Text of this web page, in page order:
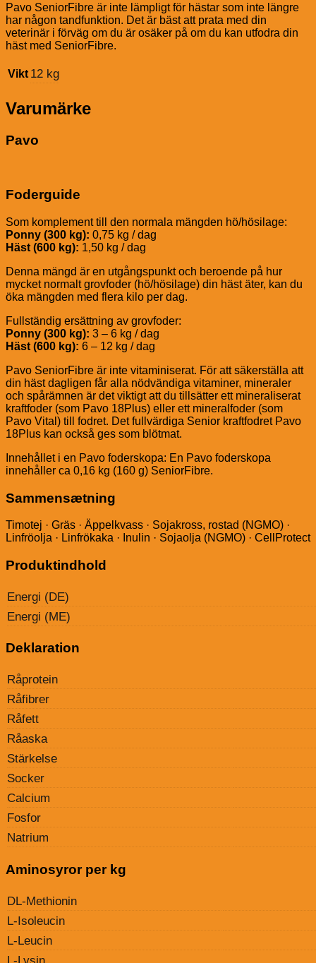
Pavo SeniorFibre är inte lämpligt för hästar som inte längre
har någon tandfunktion. Det är bäst att prata med din
veterinär i förväg om du är osäker på om du kan utfodra din
häst med SeniorFibre.
Vikt 12 kg
Varumärke
Pavo
Foderguide
Som komplement till den normala mängden hö/hösilage:
Ponny (300 kg): 0,75 kg / dag
Häst (600 kg): 1,50 kg / dag
Denna mängd är en utgångspunkt och beroende på hur
mycket normalt grovfoder (hö/hösilage) din häst äter, kan du
öka mängden med flera kilo per dag.
Fullständig ersättning av grovfoder:
Ponny (300 kg): 3 – 6 kg / dag
Häst (600 kg): 6 – 12 kg / dag
Pavo SeniorFibre är inte vitaminiserat. För att säkerställa att
din häst dagligen får alla nödvändiga vitaminer, mineraler
och spårämnen är det viktigt att du tillsätter ett mineraliserat
kraftfoder (som Pavo 18Plus) eller ett mineralfoder (som
Pavo Vital) till fodret. Det fullvärdiga Senior kraftfodret Pavo
18Plus kan också ges som blötmat.
Innehållet i en Pavo foderskopa: En Pavo foderskopa
innehåller ca 0,16 kg (160 g) SeniorFibre.
Sammensætning
Timotej · Gräs · Äppelkvass · Sojakross, rostad (NGMO) ·
Linfröolja · Linfrökaka · Inulin · Sojaolja (NGMO) · CellProtect
Produktindhold
Energi (DE)
Energi (ME)
Deklaration
Råprotein
Råfibrer
Råfett
Råaska
Stärkelse
Socker
Calcium
Fosfor
Natrium
Aminosyror per kg
DL-Methionin
L-Isoleucin
L-Leucin
L-Lysin